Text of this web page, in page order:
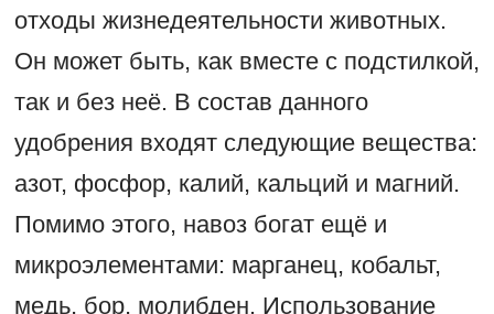
отходы жизнедеятельности животных.
Он может быть, как вместе с подстилкой,
так и без неё. В состав данного
удобрения входят следующие вещества:
азот, фосфор, калий, кальций и магний.
Помимо этого, навоз богат ещё и
микроэлементами: марганец, кобальт,
медь, бор, молибден. Использование